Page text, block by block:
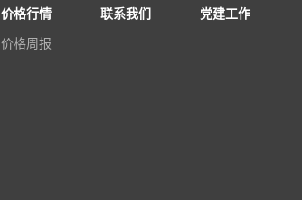
价格行情
价格周报
联系我们 党建工作